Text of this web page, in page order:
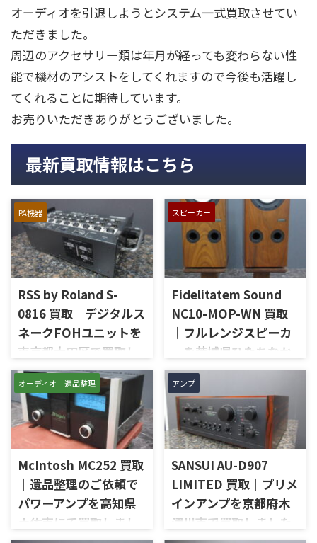
オーディオを引退しようとシステム一式買取させてい
ただきました。
周辺のアクセサリー類は年月が経っても変わらない性
能で機材のアシストをしてくれますので今後も活躍し
てくれることに期待しています。
お売りいただきありがとうございました。
最新買取情報はこちら
PA機器
RSS by Roland S-
0816 買取｜デジタルス
ネークFOHユニットを
東京都大田区で買取し
ました
東京都大田区で、RSS by
Rolandのデジタルスネーク
FOHユニット「S-0816」を出
張買取させていただきまし
た。今回のお品物は、REACに
対応した8入力16出力構成の
Digital Snake FOH Unitで、通
電状態、各XLR入力、XLR出
力、REAC端子、REMOTE端
子、MUTE ALL OUTPUTS、各イ
ンジケーター、外観コンディシ
スピーカー
Fidelitatem Sound
NC10-MOP-WN 買取
｜フルレンジスピーカ
ーを茨城県ひたちなか
市で買取しました
茨城県ひたちなか市で、
Fidelitatem Soundのフルレン
ジスピーカー「NC10-MOP-
WN」を出張買取させていただ
きました。今回のお品物は、
Markaudioのフルレンジユニッ
トを使用したNC10系のスピー
カーシステムで、左右ペアの音
出し状態、ユニットの状態、
無垢材エンクロージャー、スピ
ーカー端子、外観コンディショ
オーディオ 遺品整理
McIntosh MC252 買取
｜遺品整理のご依頼で
パワーアンプを高知県
土佐市にて買取しまし
アンプ
SANSUI AU-D907
LIMITED 買取｜プリメ
インアンプを京都府木
津川市で買取しました